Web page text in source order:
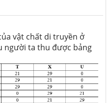
vật chất di truyền ở
người ta thu được bảng